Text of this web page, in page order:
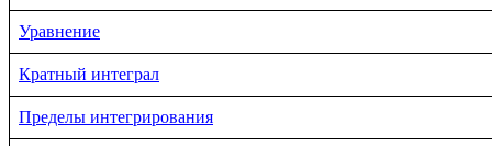
Уравнение
Кратный интеграл
Пределы интегрирования